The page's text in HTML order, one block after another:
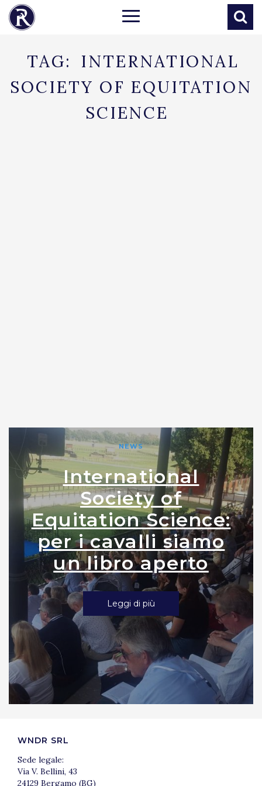
TAG:
INTERNATIONAL
SOCIETY OF EQUITATION
SCIENCE
NEWS
International
Society of
Equitation Science:
per i cavalli siamo
un libro aperto
Leggi di più
WNDR SRL
Sede legale:
Via V. Bellini, 43
24129 Bergamo (BG)